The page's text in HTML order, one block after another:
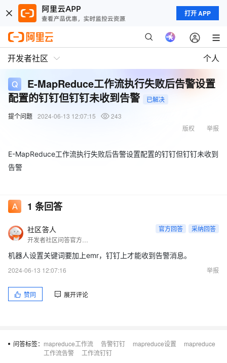
打开 APP
开发者社区 个人
E-MapReduce工作流执行失败后告警设置
配置的钉钉但钉钉未收到告警
已解决
提个问题 2024-06-13 12:07:15
243
举报
版权
E-MapReduce工作流执行失败后告警设置配置的钉钉但钉钉未收到
告警
1 条回答
社区答人 官方回答 采纳回答
机器人设置关键词要加上emr，钉钉上才能收到告警消息。
2024-06-13 12:07:16
举报
赞同 展开评论
问答标签： mapreduce工作流 告警钉钉 mapreduce设置
mapreduce
工作流告警
工作流钉钉